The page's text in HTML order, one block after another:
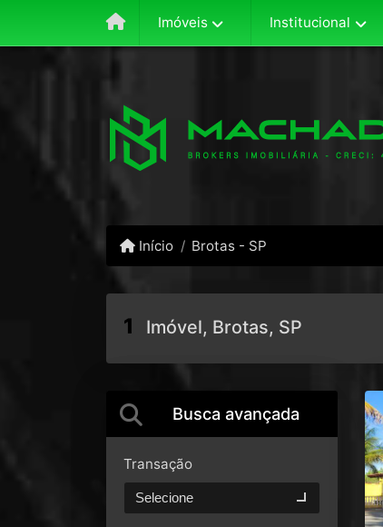
Imóveis Institucional
Início Brotas - SP
1 Imóvel, Brotas, SP
Busca avançada
Transação
Selecione